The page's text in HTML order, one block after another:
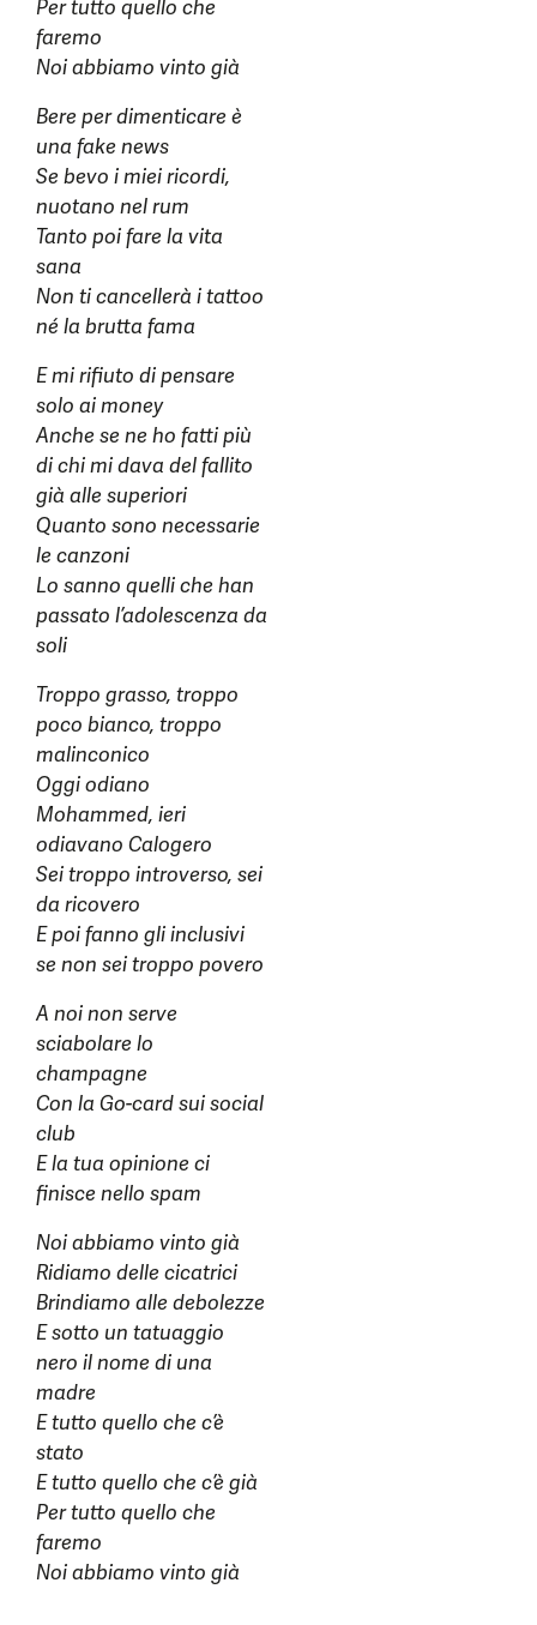
Per tutto quello che
faremo
Noi abbiamo vinto già
Bere per dimenticare è
una fake news
Se bevo i miei ricordi,
nuotano nel rum
Tanto poi fare la vita
sana
Non ti cancellerà i tattoo
né la brutta fama
E mi rifiuto di pensare
solo ai money
Anche se ne ho fatti più
di chi mi dava del fallito
già alle superiori
Quanto sono necessarie
le canzoni
Lo sanno quelli che han
passato l’adolescenza da
soli
Troppo grasso, troppo
poco bianco, troppo
malinconico
Oggi odiano
Mohammed, ieri
odiavano Calogero
Sei troppo introverso, sei
da ricovero
E poi fanno gli inclusivi
se non sei troppo povero
A noi non serve
sciabolare lo
champagne
Con la Go-card sui social
club
E la tua opinione ci
finisce nello spam
Noi abbiamo vinto già
Ridiamo delle cicatrici
Brindiamo alle debolezze
E sotto un tatuaggio
nero il nome di una
madre
E tutto quello che c’è
stato
E tutto quello che c’è già
Per tutto quello che
faremo
Noi abbiamo vinto già